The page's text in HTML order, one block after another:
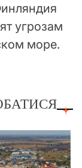
угрозам
море.